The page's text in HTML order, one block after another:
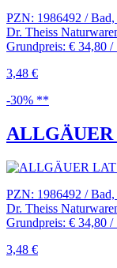
PZN: 1986492 /
Dr. Theiss
Grundpreis: € 34,80 /
3,48 €
-30% **
ALLGÄUER
PZN: 1986492 /
Dr. Theiss
Grundpreis: € 34,80 /
3,48 €